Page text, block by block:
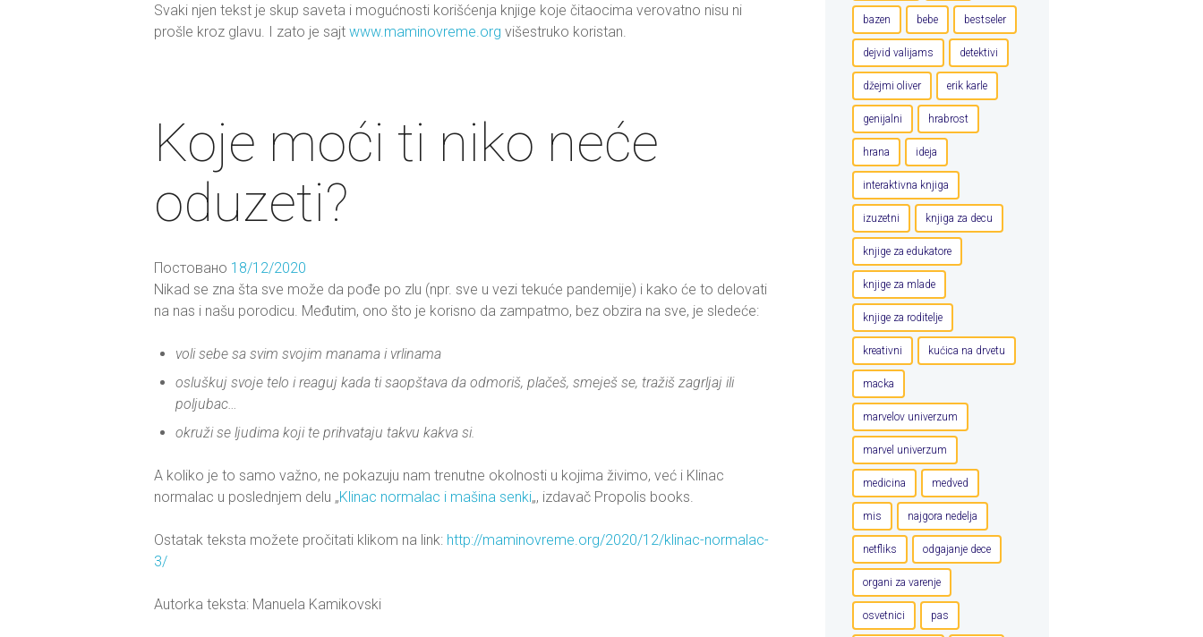
Svaki njen tekst je skup saveta i mogućnosti korišćenja knjige koje čitaocima verovatno nisu ni
prošle kroz glavu. I zato je sajt www.maminovreme.org višestruko koristan.
Koje moći ti niko neće
oduzeti?
Постовано 18/12/2020
Nikad se zna šta sve može da pođe po zlu (npr. sve u vezi tekuće pandemije) i kako će to delovati
na nas i našu porodicu. Međutim, ono što je korisno da zampatmo, bez obzira na sve, je sledeće:
voli sebe sa svim svojim manama i vrlinama
osluškuj svoje telo i reaguj kada ti saopštava da odmoriš, plačeš, smeješ se, tražiš zagrljaj ili
poljubac…
okruži se ljudima koji te prihvataju takvu kakva si.
A koliko je to samo važno, ne pokazuju nam trenutne okolnosti u kojima živimo, već i Klinac
normalac u poslednjem delu „Klinac normalac i mašina senki„, izdavač Propolis books.
Ostatak teksta možete pročitati klikom na link: http://maminovreme.org/2020/12/klinac-normalac-
3/
Autorka teksta: Manuela Kamikovski
bazen bebe bestseler
dejvid valijams detektivi
džejmi oliver erik karle
genijalni hrabrost
hrana ideja
interaktivna knjiga
izuzetni knjiga za decu
knjige za edukatore
knjige za mlade
knjige za roditelje
kreativni kućica na drvetu
macka
marvelov univerzum
marvel univerzum
medicina medved
mis najgora nedelja
netfliks odgajanje dece
organi za varenje
osvetnici pas